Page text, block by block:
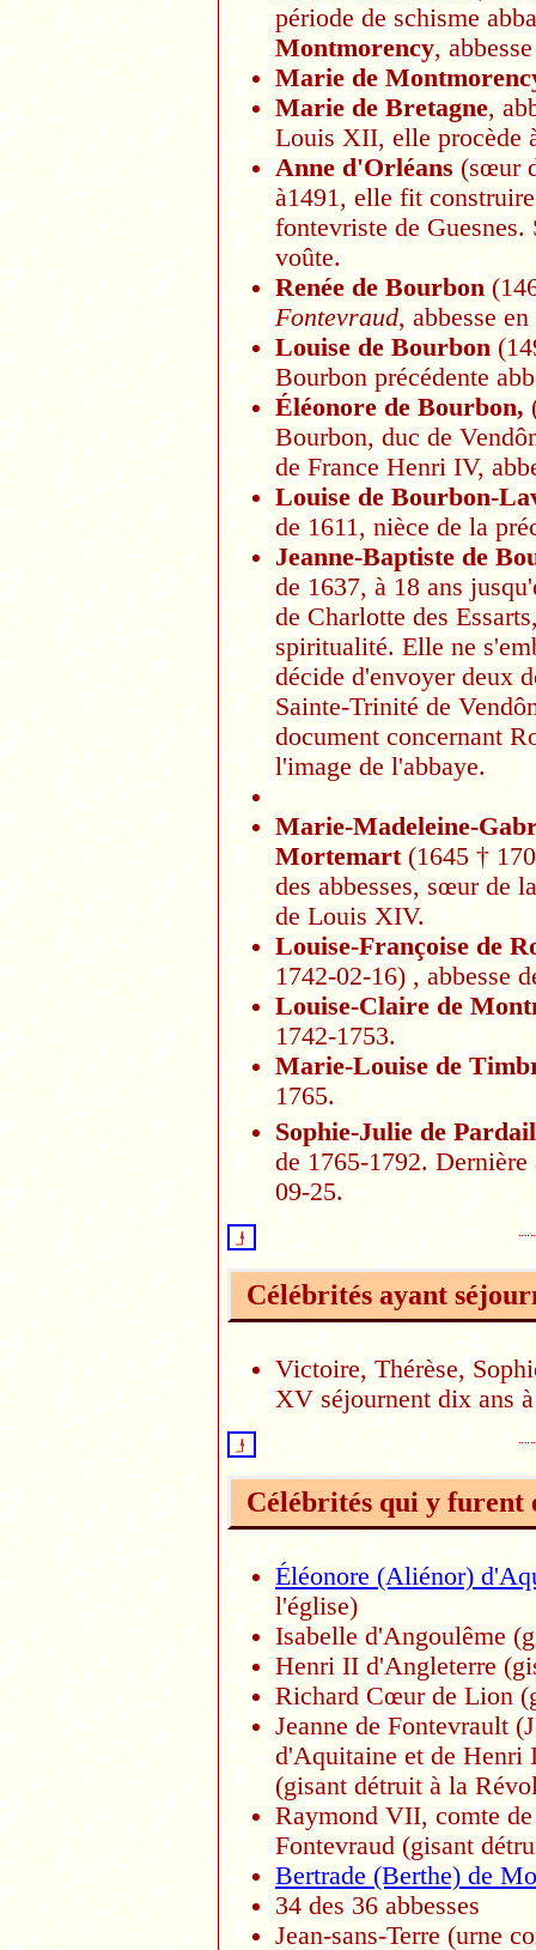
période de schisme
Montmorency,
Marie de
Marie de Bretagne,
Louis XII, elle procède
Anne d'Orléans (sœur
à1491, elle fit
fontevriste de Guesnes.
voûte.
Renée de Bourbon
Fontevraud, abbesse
Louise de Bourbon
Bourbon précédente
Éléonore de Bourbon,
Bourbon, duc de
de France Henri IV,
Louise de Bourbon-
de 1611, nièce de la
Jeanne-Baptiste de
de 1637, à 18 ans
de Charlotte des
spiritualité. Elle ne
décide d'envoyer deux
Sainte-Trinité de
document concernant
l'image de l'abbaye.
Marie-Madeleine-
Mortemart(1645 †
des abbesses, sœur de
de Louis XIV.
Louise-Françoise de
1742-02-16) , abbesse
Louise-Claire de
1742-1753.
Marie-Louise de
1765.
Sophie-Julie de
de 1765-1792.
09-25.
Célébrités ayant
Victoire, Thérèse,
XV séjournent dix ans
Célébrités qui y furent
Éléonore (Aliénor)
l'église)
Isabelle d'Angoulême
Henri II d'Angleterre
Richard Cœur de Lion
Jeanne de Fontevrault
d'Aquitaine et de Henri
(gisant détruit à la
Raymond VII, comte
Fontevraud (gisant
Bertrade (Berthe) de
34 des 36 abbesses
Jean-sans-Terre (urne